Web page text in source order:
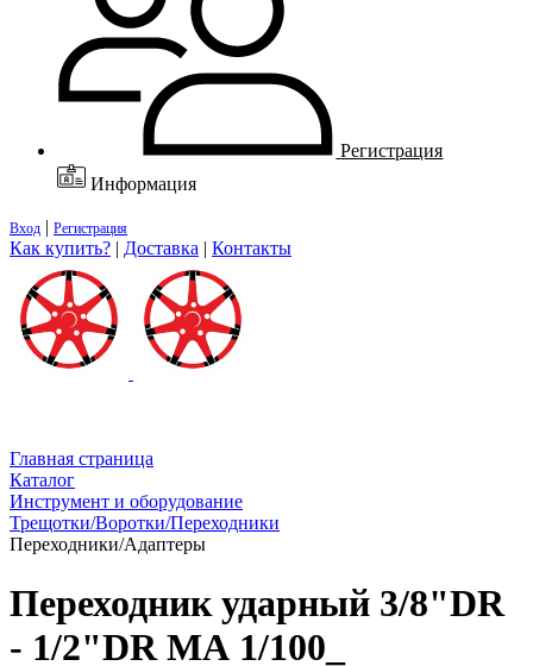
Регистрация
Информация
Вход | Регистрация
Как купить? | Доставка | Контакты
Главная страница
Каталог
Инструмент и оборудование
Трещотки/Воротки/Переходники
Переходники/Адаптеры
Переходник ударный 3/8"DR
- 1/2"DR МА 1/100_